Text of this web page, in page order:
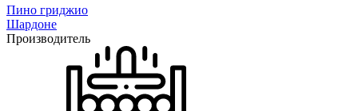
Пино гриджио
Шардоне
Производитель